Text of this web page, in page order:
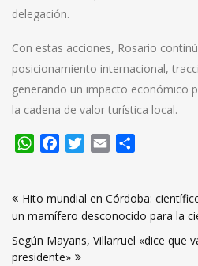
delegación.
Con estas acciones, Rosario
posicionamiento internacional,
generando un impacto económico
la cadena de valor turística local.
WhatsApp
FacebookTwitter
Email
de
entradas
Hito mundial en Córdoba:
un mamífero desconocido para la
Según Mayans, Villarruel «dice que
presidente»